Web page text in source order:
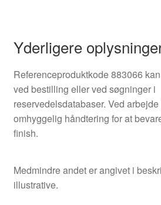
Yderligere
Referenceproduktkode 883066
ved bestilling eller ved søgninger i
reservedelsdatabaser. Ved
omhyggelig håndtering for at
finish.
Medmindre andet er angivet i
illustrative.